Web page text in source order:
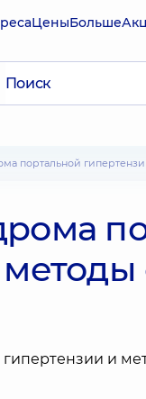
ЦеныБольше
портальной